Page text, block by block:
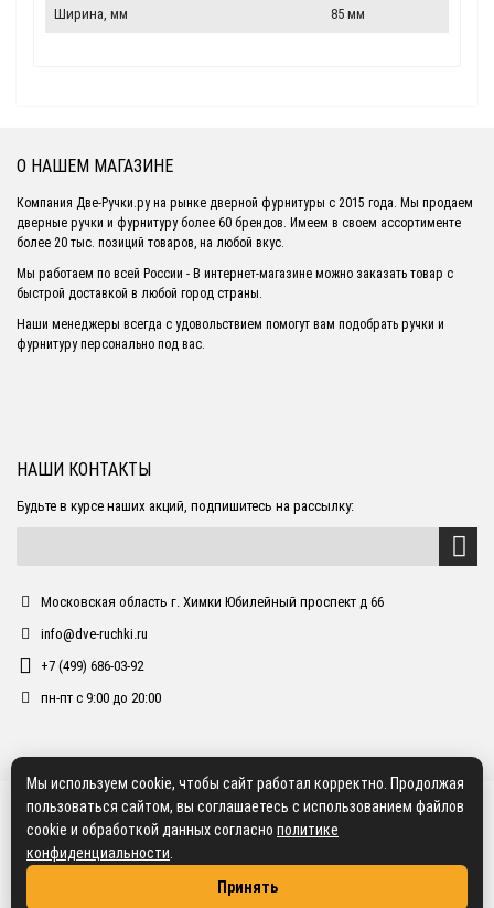
Ширина, мм 85 мм
О НАШЕМ МАГАЗИНЕ
Компания Две-Ручки.ру на рынке дверной фурнитуры с 2015 года. Мы продаем
дверные ручки и фурнитуру более 60 брендов. Имеем в своем ассортименте
более 20 тыс. позиций товаров, на любой вкус.
Мы работаем по всей России - В интернет-магазине можно заказать товар с
быстрой доставкой в любой город страны.
Наши менеджеры всегда с удовольствием помогут вам подобрать ручки и
фурнитуру персонально под вас.
НАШИ КОНТАКТЫ
Будьте в курсе наших акций, подпишитесь на рассылку:
Московская область г. Химки Юбилейный проспект д 66
info@dve-ruchki.ru
+7 (499) 686-03-92
пн-пт с 9:00 до 20:00
Мы используем cookie, чтобы сайт работал корректно. Продолжая
пользоваться сайтом, вы соглашаетесь с использованием файлов
cookie и обработкой данных согласно политике
конфиденциальности
Принять